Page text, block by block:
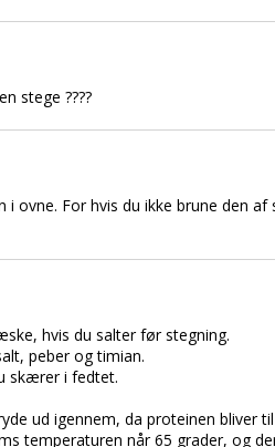
stege ????
ovne. For hvis du ikke brune den
hvis du salter før stegning.
peber og timian.
skærer i fedtet.
ud igennem, da proteinen bliver
temperaturen når 65 grader, og